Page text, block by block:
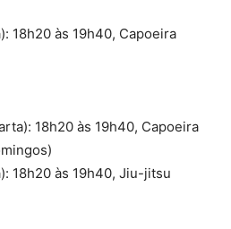
18h20 às 19h40, Capoeira
18h20 às 19h40, Capoeira
18h20 às 19h40, Jiu-jitsu